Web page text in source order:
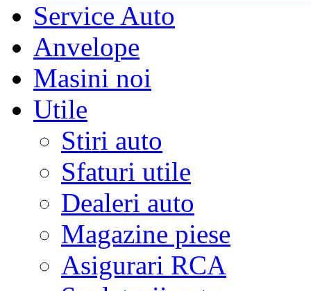
Service Auto
Anvelope
Masini noi
Utile
Stiri auto
Sfaturi utile
Dealeri auto
Magazine piese
Asigurari RCA